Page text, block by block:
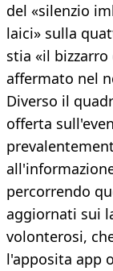
del «silenzio
laici» sulla
stia «il
affermato nel
Diverso il
offerta
percorrendo
aggiornati sui
volonterosi,
l'apposita app